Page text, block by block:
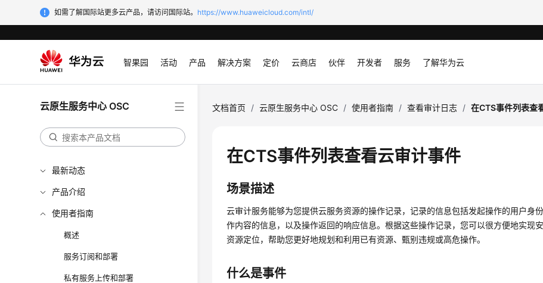
如需了解国际站更多云产品，请访问国际站。 https://www.huaweicloud.com/intl/
智果园 活动 产品 解决方案 定价 云商店 伙伴 开发者 服务 了解华为云
云原生服务中心 OSC
最新动态
产品介绍
使用者指南
概述
服务订阅和部署
私有服务上传和部署
文档首页 / 云原生服务中心 OSC / 使用者指南 / 查看审计日志 / 在CTS事件列表查
在CTS事件列表查看云审计事件
场景描述
云审计服务能够为您提供云服务资源的操作记录，记录的信息包括发起操作的用户身
作内容的信息，以及操作返回的响应信息。根据这些操作记录，您可以很方便地实现安
资源定位，帮助您更好地规划和利用已有资源、甄别违规或高危操作。
什么是事件